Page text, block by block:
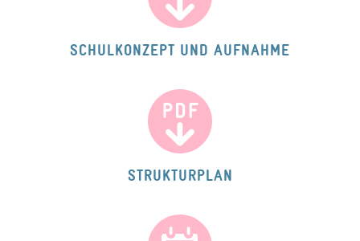
SCHULKONZEPT UND AUFNAHME
STRUKTURPLAN